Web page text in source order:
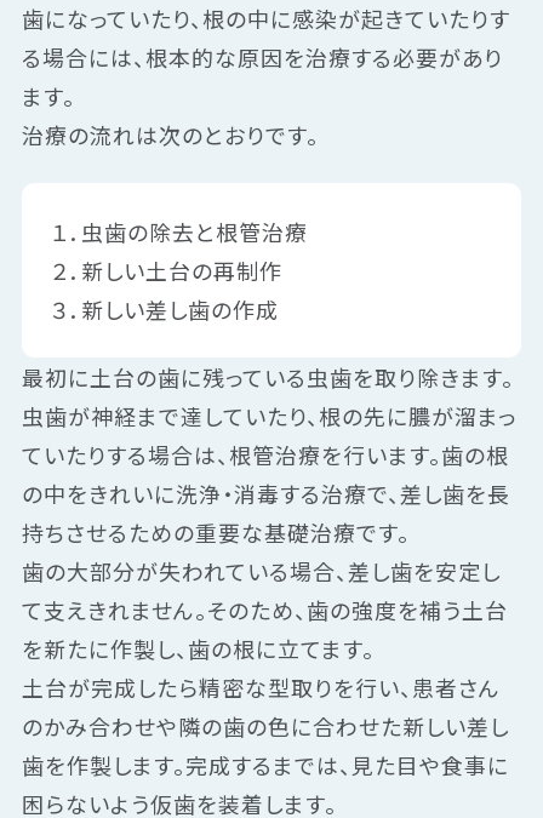
歯になっていたり、根の中に感染が起きていたりす
る場合には、根本的な原因を治療する必要があり
ます。
治療の流れは次のとおりです。
１．虫歯の除去と根管治療
２．新しい土台の再制作
３．新しい差し歯の作成
最初に土台の歯に残っている虫歯を取り除きます。
虫歯が神経まで達していたり、根の先に膿が溜まっ
ていたりする場合は、根管治療を行います。歯の根
の中をきれいに洗浄・消毒する治療で、差し歯を長
持ちさせるための重要な基礎治療です。
歯の大部分が失われている場合、差し歯を安定し
て支えきれません。そのため、歯の強度を補う土台
を新たに作製し、歯の根に立てます。
土台が完成したら精密な型取りを行い、患者さん
のかみ合わせや隣の歯の色に合わせた新しい差し
歯を作製します。完成するまでは、見た目や食事に
困らないよう仮歯を装着します。